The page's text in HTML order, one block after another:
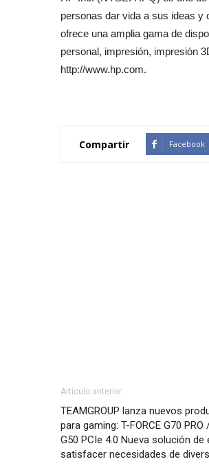
personas dar vida a sus ideas
ofrece una amplia gama de
personal, impresión, impresión
http://www.hp.com.
Compartir Facebook
Artículo anterior
TEAMGROUP lanza nuevos
para gaming: T-FORCE G70
G50 PCIe 4.0 Nueva solución
satisfacer necesidades de